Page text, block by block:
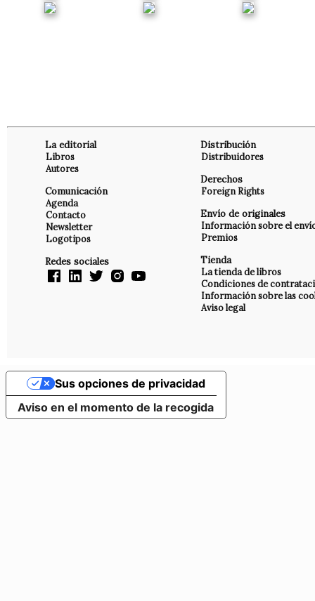
La editorial
Libros
Autores
Comunicación
Agenda
Contacto
Newsletter
Logotipos
Redes sociales
Distribución
Distribuidores
Derechos
Foreign Rights
Envío de originales
Información sobre el
Premios
Tienda
La tienda de libros
Condiciones de
Información sobre las
Aviso legal
Aviso en el momento de la recogida
Sus opciones de privacidad